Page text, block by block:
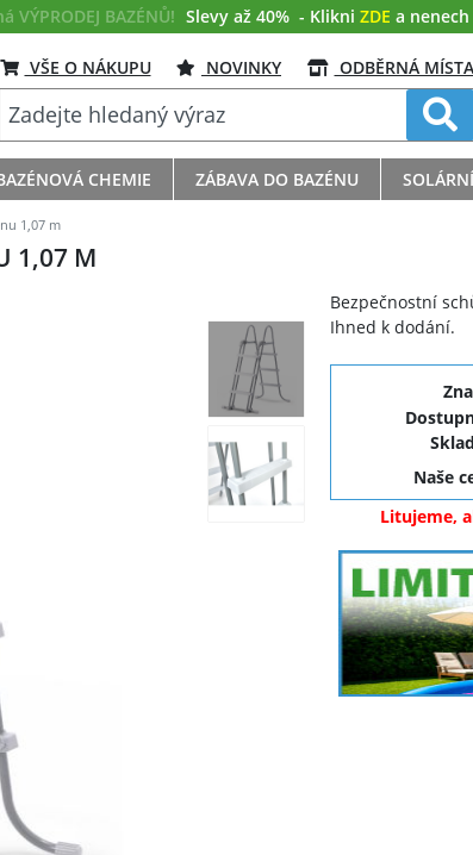
BAZÉNŮ! Slevy až 40% - Klikni ZDE a
VŠE O NÁKUPU NOVINKY ODBĚRNÁ MÍSTA
CHEMIE ZÁBAVA DO BAZÉNU
1,07 m
1,07 M
Bezpečnostní
Ihned k dodání.
Naše
Litujeme,